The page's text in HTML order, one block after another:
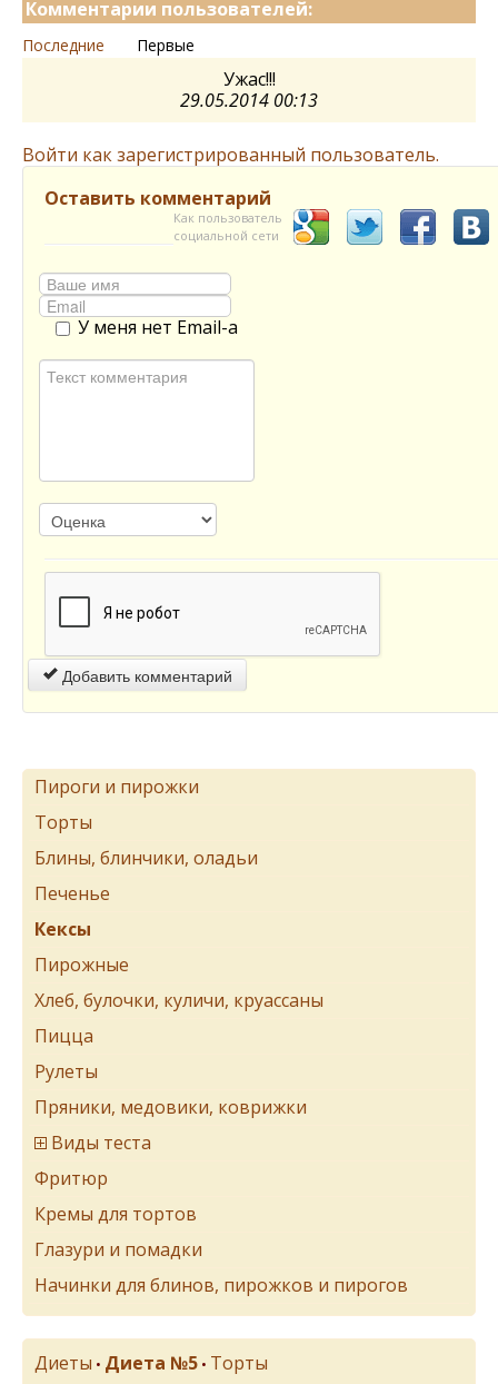
Комментарии пользователей:
Последние Первые
Ужас!!!
29.05.2014 00:13
Войти как зарегистрированный пользователь.
Оставить комментарий
Как пользователь
социальной сети
У меня нет Email-а
Добавить комментарий
Пироги и пирожки
Торты
Блины, блинчики, оладьи
Печенье
Кексы
Пирожные
Хлеб, булочки, куличи, круассаны
Пицца
Рулеты
Пряники, медовики, коврижки
Виды теста
Фритюр
Кремы для тортов
Глазури и помадки
Начинки для блинов, пирожков и пирогов
Диеты • Диета №5 • Торты